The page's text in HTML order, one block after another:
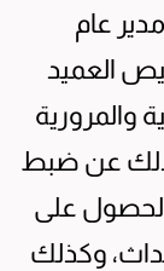
عام
العميد
والمرورية
عن ضبط
الحصول على
وكذلك